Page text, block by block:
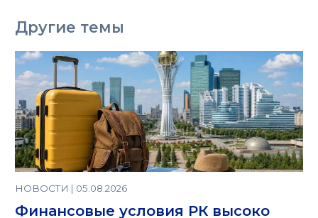
Другие темы
НОВОСТИ | 05.08.2026
Финансовые условия РК высоко